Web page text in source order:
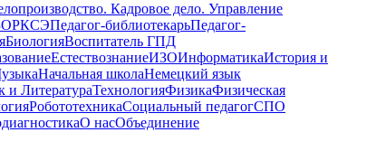
Кадровое дело. Управление
ОРКСЭПедагог-библиотекарьПедагог-
БиологияВоспитатель ГПД
ЕстествознаниеИЗОИнформатикаИстория и
Начальная школаНемецкий язык
и ЛитератураТехнологияФизикаФизическая
РобототехникаСоциальный педагогСПО
О насОбъединение